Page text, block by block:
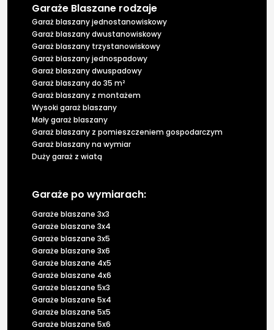
Garaże Blaszane rodzaje
Garaż blaszany jednostanowiskowy
Garaż blaszany dwustanowiskowy
Garaż blaszany trzystanowiskowy
Garaż blaszany jednospadowy
Garaż blaszany dwuspadowy
Garaż blaszany do 35 m²
Garaż blaszany z montażem
Wysoki garaż blaszany
Mały garaż blaszany
Garaż blaszany z pomieszczeniem gospodarczym
Garaż blaszany na wymiar
Duży garaż z wiatą
Garaże po wymiarach:
Garaże blaszane 3x3
Garaże blaszane 3x4
Garaże blaszane 3x5
Garaże blaszane 3x6
Garaże blaszane 4x5
Garaże blaszane 4x6
Garaże blaszane 5x3
Garaże blaszane 5x4
Garaże blaszane 5x5
Garaże blaszane 5x6